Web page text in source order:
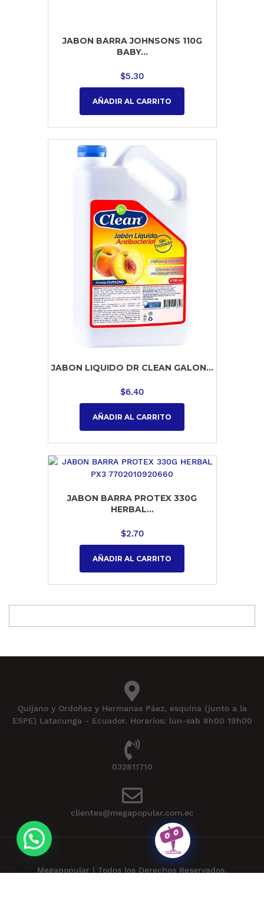
JABON BARRA JOHNSONS 110G
BABY...
$5.30
AÑADIR AL CARRITO
JABON LIQUIDO DR CLEAN GALON...
$6.40
AÑADIR AL CARRITO
JABON BARRA PROTEX 330G
HERBAL...
$2.70
AÑADIR AL CARRITO
Quijano y Ordoñez y Hermanas Páez, esquina (junto a la
ESPE) Latacunga - Ecuador. Horarios: lun-sab 8h00 19h00
032811710
clientes@megapopular.com.ec
Megapopular | Todos los Derechos Reservados.